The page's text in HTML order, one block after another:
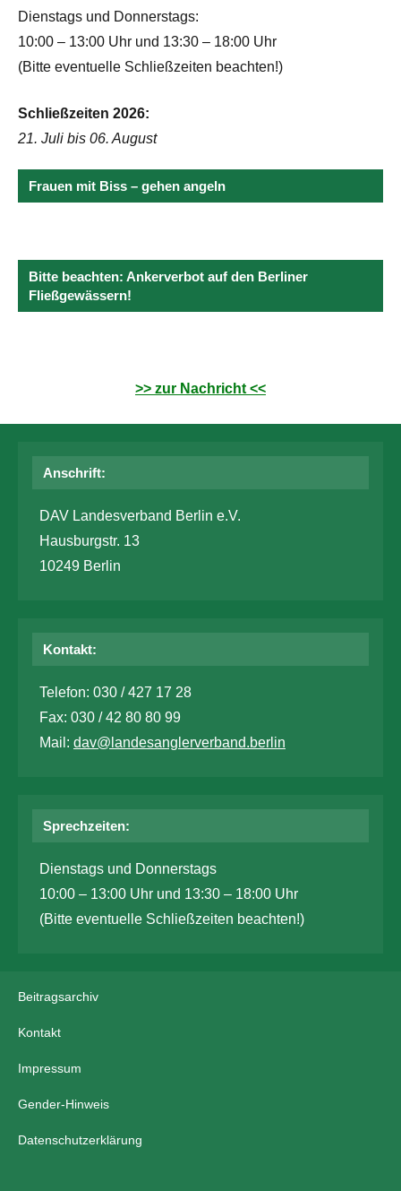
Dienstags und Donnerstags:
10:00 – 13:00 Uhr und 13:30 – 18:00 Uhr
(Bitte eventuelle Schließzeiten beachten!)
Schließzeiten 2026:
21. Juli bis 06. August
Frauen mit Biss – gehen angeln
Bitte beachten: Ankerverbot auf den Berliner
Fließgewässern!
>> zur Nachricht <<
Anschrift:
DAV Landesverband Berlin e.V.
Hausburgstr. 13
10249 Berlin
Kontakt:
Telefon: 030 / 427 17 28
Fax: 030 / 42 80 80 99
Mail: dav@landesanglerverband.berlin
Sprechzeiten:
Dienstags und Donnerstags
10:00 – 13:00 Uhr und 13:30 – 18:00 Uhr
(Bitte eventuelle Schließzeiten beachten!)
Beitragsarchiv
Kontakt
Impressum
Gender-Hinweis
Datenschutzerklärung